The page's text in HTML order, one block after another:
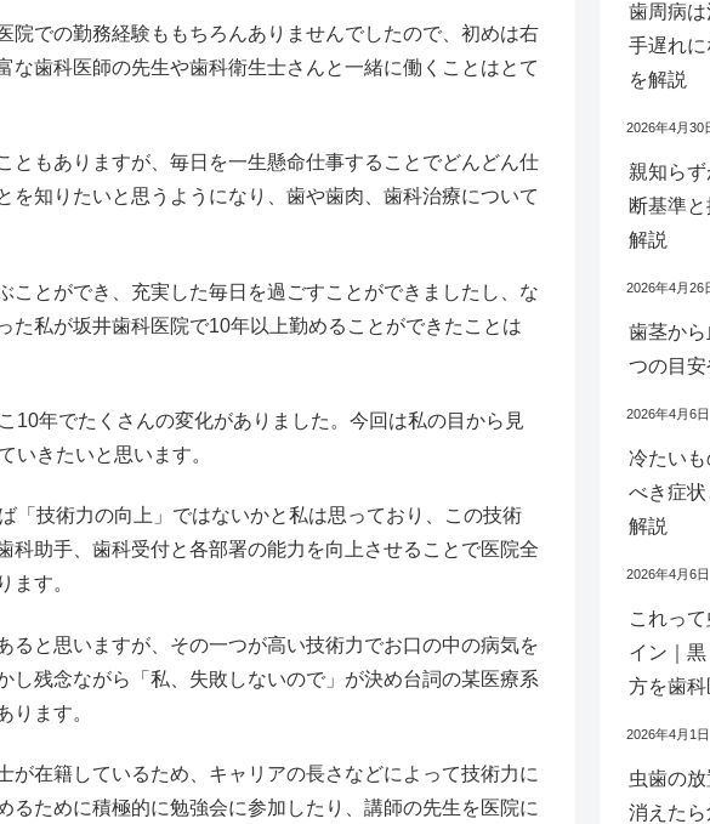
院での勤務経験ももちろんありませんでしたので、初めは右
歯科医師の先生や歯科衛生士さんと一緒に働くことはとて
ともありますが、毎日を一生懸命仕事することでどんどん仕
知りたいと思うようになり、歯や歯肉、歯科治療について
とができ、充実した毎日を過ごすことができましたし、な
た私が坂井歯科医院で10年以上勤めることができたことは
10年でたくさんの変化がありました。今回は私の目から見
いきたいと思います。
「技術力の向上」ではないかと私は思っており、この技術
助手、歯科受付と各部署の能力を向上させることで医院全
ます。
と思いますが、その一つが高い技術力でお口の中の病気を
残念ながら「私、失敗しないので」が決め台詞の某医療系
ります。
在籍しているため、キャリアの長さなどによって技術力に
ために積極的に勉強会に参加したり、講師の先生を医院に
歯周病
手遅れ
を解説
2026年4月30
親知ら
断基準
解説
2026年4月26
歯茎か
つの目
2026年4月6日
冷たい
べき症
解説
2026年4月6日
これっ
イン｜
方を歯
2026年4月1日
虫歯の
消えた